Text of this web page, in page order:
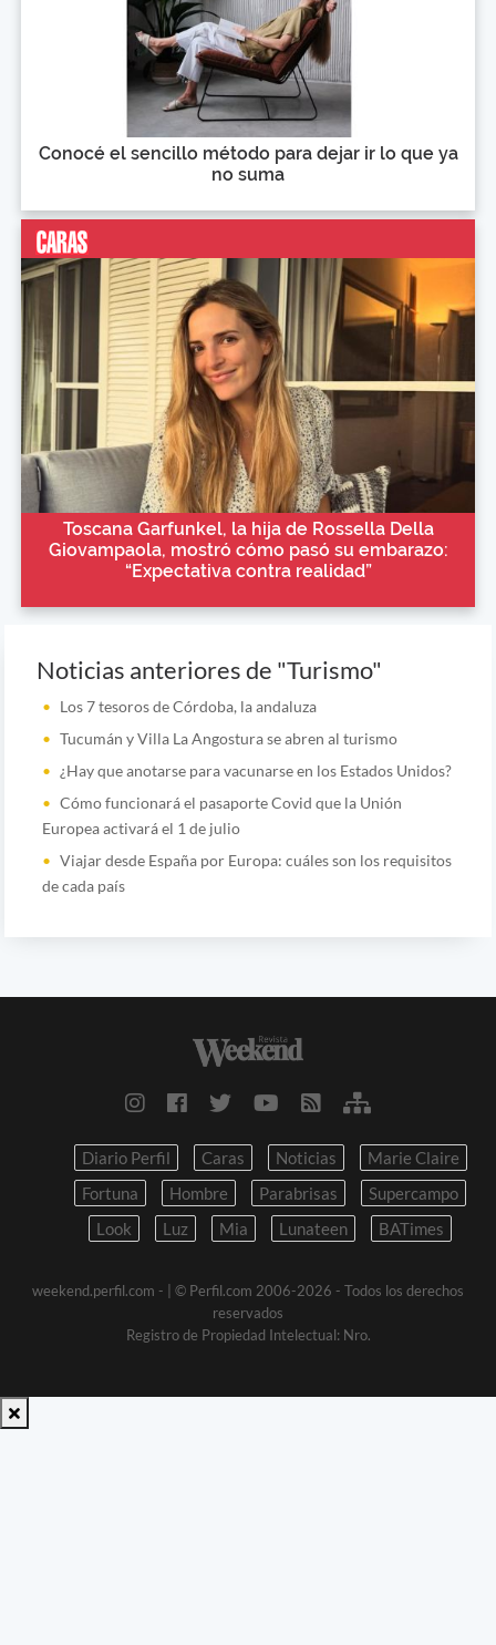
Conocé el sencillo método para dejar ir lo que ya
no suma
Toscana Garfunkel, la hija de Rossella Della
Giovampaola, mostró cómo pasó su embarazo:
“Expectativa contra realidad”
Noticias anteriores de "Turismo"
Los 7 tesoros de Córdoba, la andaluza
Tucumán y Villa La Angostura se abren al turismo
¿Hay que anotarse para vacunarse en los Estados Unidos?
Cómo funcionará el pasaporte Covid que la Unión
Europea activará el 1 de julio
Viajar desde España por Europa: cuáles son los requisitos
de cada país
Diario Perfil Caras Noticias
Marie Claire
Fortuna
Hombre Parabrisas
Supercampo
Look
Luz Mia Lunateen BATimes
weekend.perfil.com - | © Perfil.com 2006-2026 - Todos los derechos
reservados
Registro de Propiedad Intelectual: Nro.